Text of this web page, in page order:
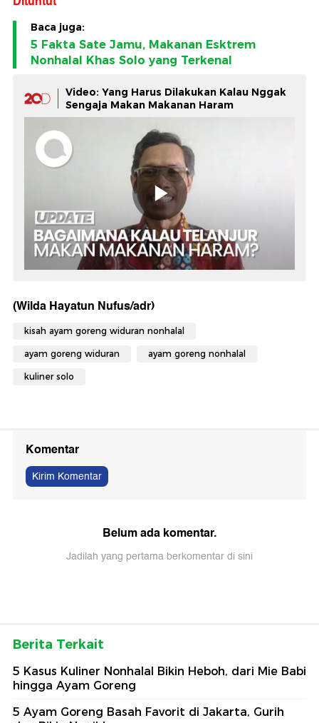
Baca juga:
5 Fakta Sate Jamu, Makanan Esktrem
Nonhalal Khas Solo yang Terkenal
Video: Yang Harus Dilakukan Kalau Nggak
Sengaja Makan Makanan Haram
(Wilda Hayatun Nufus/adr)
kisah ayam goreng widuran nonhalal
ayam goreng widuran ayam goreng nonhalal
kuliner solo
Komentar
Kirim Komentar
Belum ada komentar.
Jadilah yang pertama berkomentar di sini
Berita Terkait
5 Kasus Kuliner Nonhalal Bikin Heboh, dari Mie Babi
hingga Ayam Goreng
5 Ayam Goreng Basah Favorit di Jakarta, Gurih